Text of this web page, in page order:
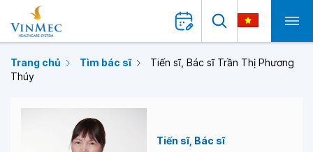
Trang chủ Tìm bác sĩ
Tiến sĩ, Bác sĩ Trần Thị Phương
Thúy
Tiến sĩ Bác sĩ